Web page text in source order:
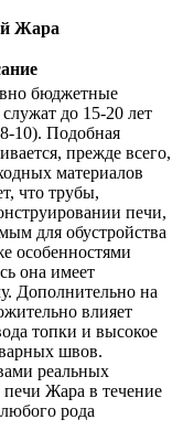
Жара
бюджетные
до 15-20 лет
10). Подобная
прежде всего,
материалов
что трубы,
печи,
для обустройства
особенностями
она имеет
Дополнительно на
влияет
топки и высокое
швов.
реальных
печи Жара в течение
рода